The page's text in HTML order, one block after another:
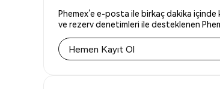
Phemex’e e-posta ile birkaç dakika içinde
ve rezerv denetimleri ile desteklenen
Hemen Kayıt Ol